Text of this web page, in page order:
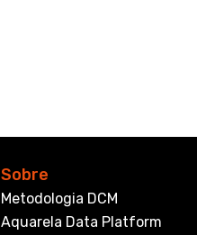
Sobre
Metodologia DCM
Aquarela Data Platform